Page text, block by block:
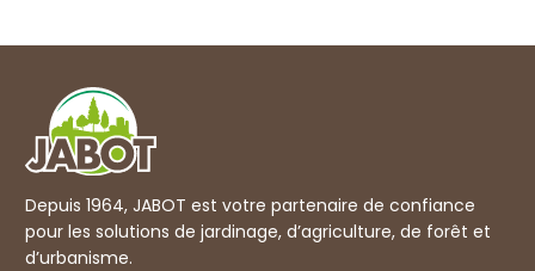
Depuis 1964, JABOT est votre partenaire de confiance
pour les solutions de jardinage, d’agriculture, de forêt et
d’urbanisme.